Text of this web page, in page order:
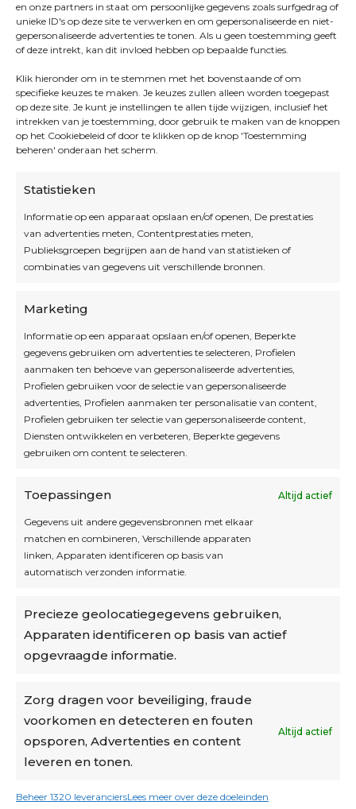
en onze partners in staat om persoonlijke gegevens zoals surfgedrag of
unieke ID's op deze site te verwerken en om gepersonaliseerde en niet-
gepersonaliseerde advertenties te tonen. Als u geen toestemming geeft
of deze intrekt, kan dit invloed hebben op bepaalde functies.
Klik hieronder om in te stemmen met het bovenstaande of om
specifieke keuzes te maken. Je keuzes zullen alleen worden toegepast
op deze site. Je kunt je instellingen te allen tijde wijzigen, inclusief het
intrekken van je toestemming, door gebruik te maken van de knoppen
op het Cookiebeleid of door te klikken op de knop 'Toestemming
beheren' onderaan het scherm.
Statistieken
Informatie op een apparaat opslaan en/of openen, De prestaties
van advertenties meten, Contentprestaties meten,
Publieksgroepen begrijpen aan de hand van statistieken of
combinaties van gegevens uit verschillende bronnen.
Marketing
Informatie op een apparaat opslaan en/of openen, Beperkte
gegevens gebruiken om advertenties te selecteren, Profielen
aanmaken ten behoeve van gepersonaliseerde advertenties,
Profielen gebruiken voor de selectie van gepersonaliseerde
advertenties, Profielen aanmaken ter personalisatie van content,
Profielen gebruiken ter selectie van gepersonaliseerde content,
Diensten ontwikkelen en verbeteren, Beperkte gegevens
gebruiken om content te selecteren.
Toepassingen Altijd actief
Gegevens uit andere gegevensbronnen met elkaar
matchen en combineren, Verschillende apparaten
linken, Apparaten identificeren op basis van
automatisch verzonden informatie.
Precieze geolocatiegegevens gebruiken,
Apparaten identificeren op basis van actief
opgevraagde informatie.
Zorg dragen voor beveiliging, fraude
voorkomen en detecteren en fouten
opsporen, Advertenties en content
leveren en tonen.
Altijd actief
Beheer 1320 leveranciersLees meer over deze doeleinden
Openingsuren
Blijf op de hoogte
Interesse in leuke kadotips of toffe acties?
Laat dan hier je mailadres achter.
Algemene voorwaarden
Cookiebeleid
Accountinstellingen
Verzending
€6,50-€7,50 via Bpost